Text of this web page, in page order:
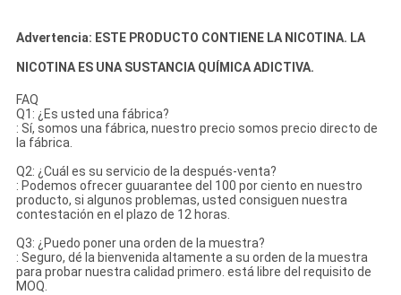
Advertencia: ESTE PRODUCTO CONTIENE LA NICOTINA. LA
NICOTINA ES UNA SUSTANCIA QUÍMICA ADICTIVA.
FAQ
Q1: ¿Es usted una fábrica?
: Sí, somos una fábrica, nuestro precio somos precio directo de
la fábrica.
Q2: ¿Cuál es su servicio de la después-venta?
: Podemos ofrecer guuarantee del 100 por ciento en nuestro
producto, si algunos problemas, usted consiguen nuestra
contestación en el plazo de 12 horas.
Q3: ¿Puedo poner una orden de la muestra?
: Seguro, dé la bienvenida altamente a su orden de la muestra
para probar nuestra calidad primero. está libre del requisito de
MOQ.